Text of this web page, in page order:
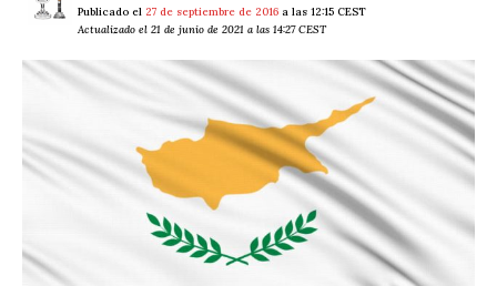
Publicado el 27 de septiembre de 2016 a las 12:15 CEST
Actualizado el 21 de junio de 2021 a las 14:27 CEST